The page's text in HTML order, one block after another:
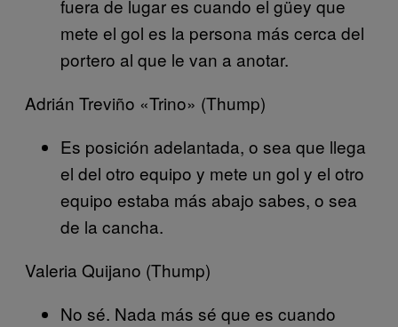
fuera de lugar es cuando el güey que
mete el gol es la persona más cerca del
portero al que le van a anotar.
Adrián Treviño «Trino» (Thump)
Es posición adelantada, o sea que llega
el del otro equipo y mete un gol y el otro
equipo estaba más abajo sabes, o sea
de la cancha.
Valeria Quijano (Thump)
No sé. Nada más sé que es cuando